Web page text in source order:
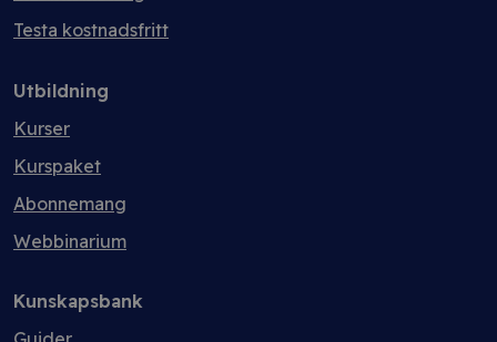
Testa kostnadsfritt
Utbildning
Kurser
Kurspaket
Abonnemang
Webbinarium
Kunskapsbank